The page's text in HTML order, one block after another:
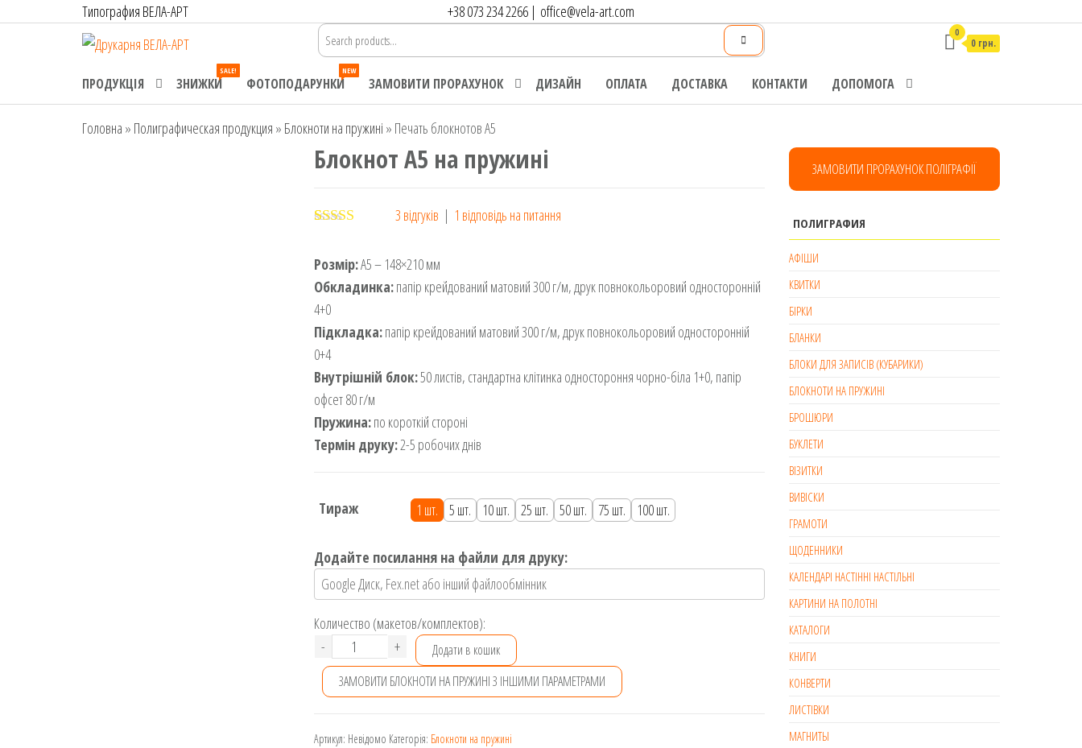
Типография ВЕЛА-АРТ +38 073 234 2266 | office@vela-art.com
ВЕЛА-АРТ
широкоформатний
друк. Замовлення
0
0 грн.
ПРОДУКЦІЯ ЗНИЖКИ
SALE!
ФОТОПОДАРУНКИ
NEW
ЗАМОВИТИ ПРОРАХУНОК ДИЗАЙН ОПЛАТА ДОСТАВКА КОНТАКТИ ДОПОМОГА
Головна » Полиграфическая продукция » Блокноти на пружині » Печать блокнотов А5
Блокнот А5 на пружині
основі
опитування
покупців
3 відгуків | 1 відповідь на питання
Розмір:А5 – 148×210 мм
Обкладинка:папір крейдований матовий 300 г/м, друк повнокольоровий односторонній
4+0
Підкладка:папір крейдований матовий 300 г/м, друк повнокольоровий односторонній
0+4
Внутрішній блок:50 листів, стандартна клітинка одностороння чорно-біла 1+0, папір
офсет 80 г/м
Пружина:по короткій стороні
Термін друку:2-5 робочих днів
Тираж 1 шт. 5 шт. 10 шт. 25 шт. 50 шт. 75 шт. 100 шт.
Додайте посилання на файли для друку:
Количество (макетов/комплектов):
-
Блокнот
А5
на
кількість
+
Додати в кошик
ЗАМОВИТИ БЛОКНОТИ НА ПРУЖИНІ З ІНШИМИ ПАРАМЕТРАМИ
Артикул: Невідомо Категорія: Блокноти на пружині
ЗАМОВИТИ ПРОРАХУНОК ПОЛІГРАФІЇ
ПОЛИГРАФИЯ
АФІШИ
КВИТКИ
БІРКИ
БЛАНКИ
БЛОКИ ДЛЯ ЗАПИСІВ (КУБАРИКИ)
БЛОКНОТИ НА ПРУЖИНІ
БРОШЮРИ
БУКЛЕТИ
ВІЗИТКИ
ВИВІСКИ
ГРАМОТИ
ЩОДЕННИКИ
КАЛЕНДАРІ НАСТІННІ НАСТІЛЬНІ
КАРТИНИ НА ПОЛОТНІ
КАТАЛОГИ
КНИГИ
КОНВЕРТИ
ЛИСТІВКИ
МАГНИТЫ